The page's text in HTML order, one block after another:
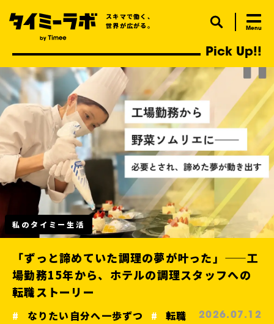
スキマで働く、
世界が広がる。
Pick Up!!
私のタイミー生活
「ずっと諦めていた調理の夢が叶った」——工
場勤務15年から、ホテルの調理スタッフへの
転職ストーリー
なりたい自分へ一歩ずつ 転職 2026.07.12